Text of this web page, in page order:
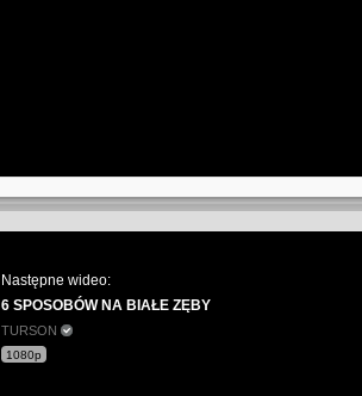
Następne wideo:
6 SPOSOBÓW NA BIAŁE ZĘBY
TURSON
1080p